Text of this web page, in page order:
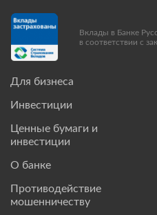
Для бизнеса
Инвестиции
Ценные бумаги и
инвестиции
О банке
Противодействие
мошенничеству
Вклады в Банке
в соответствии с